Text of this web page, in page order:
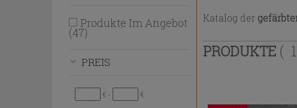
Menü
ein-
bzw.
auszublenden.
Produkte Im Angebot
(47)
PREIS
€ - €
Katalog der
PRODUKTE (